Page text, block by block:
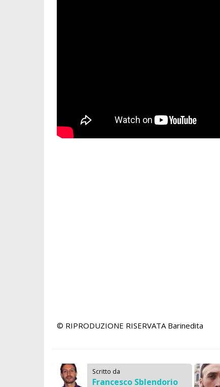
© RIPRODUZIONE RISERVATA Barinedita
Scritto da
Francesco Sblendorio